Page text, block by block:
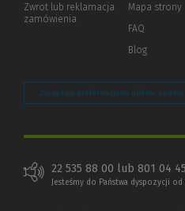
innej
Zwrot lub reklamacja
zamówienia
Mapa strony
FAQ
Blog
Zarządzaj preferencjami plików cookie
22 535 88 00 lub 801 04
Jesteśmy do Państwa dyspozycji